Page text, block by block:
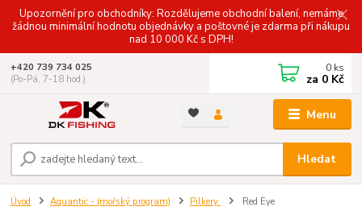
Upozornění pro obchodníky: Rozdělujeme obchodní balení, nemáme
žádnou minimální hodnotu objednávky a poštovné je zdarma při nákupu
nad 10 000 Kč s DPH!
Menu
Hledat
+420 739 734 025
(Po-Pá, 7-18 hod.)
0 ks
za 0 Kč
Úvod Aquantic - (mořský program) Pilkery Red Eye